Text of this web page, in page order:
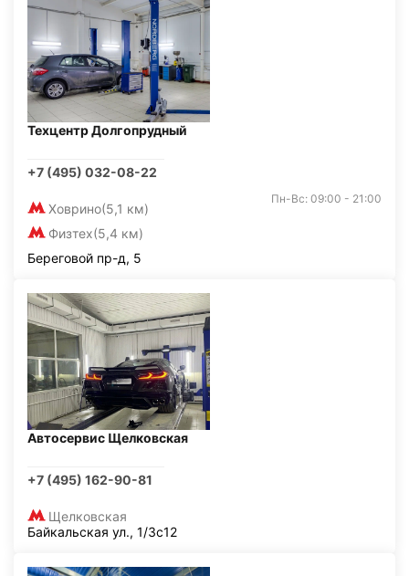
Техцентр Долгопрудный
+7 (495) 032-08-22
Ховрино(5,1 км)
Физтех(5,4 км)
Пн-Вс: 09:00 - 21:00
Береговой пр-д, 5
Автосервис Щелковская
+7 (495) 162-90-81
Щелковская
Байкальская ул., 1/3с12